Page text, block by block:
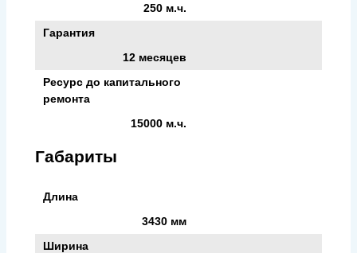
250 м.ч.
Гарантия
12 месяцев
Ресурс до капитального
ремонта
15000 м.ч.
Габариты
Длина
3430 мм
Ширина